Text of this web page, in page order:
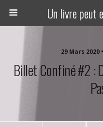
Un livre peut
29 Mars
Billet Confiné #2 :